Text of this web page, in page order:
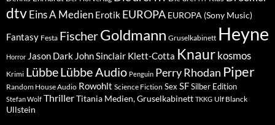
dtvEins A Medien Erotik EUROPA EUROPA (Sony Music)
Fantasy Festa FischerGoldmann Gruselkabinett Heyne
Horror Jason Dark John Sinclair Klett-Cotta Knaur kosmos
Krimi LübbeLübbe Audio Penguin Perry Rhodan Piper
Random House Audio Rowohlt Science Fiction Sex SFSilber Edition
Stefan Wolf ThrillerTitania Medien, Gruselkabinett TKKG Ulf Blanck
Ullstein